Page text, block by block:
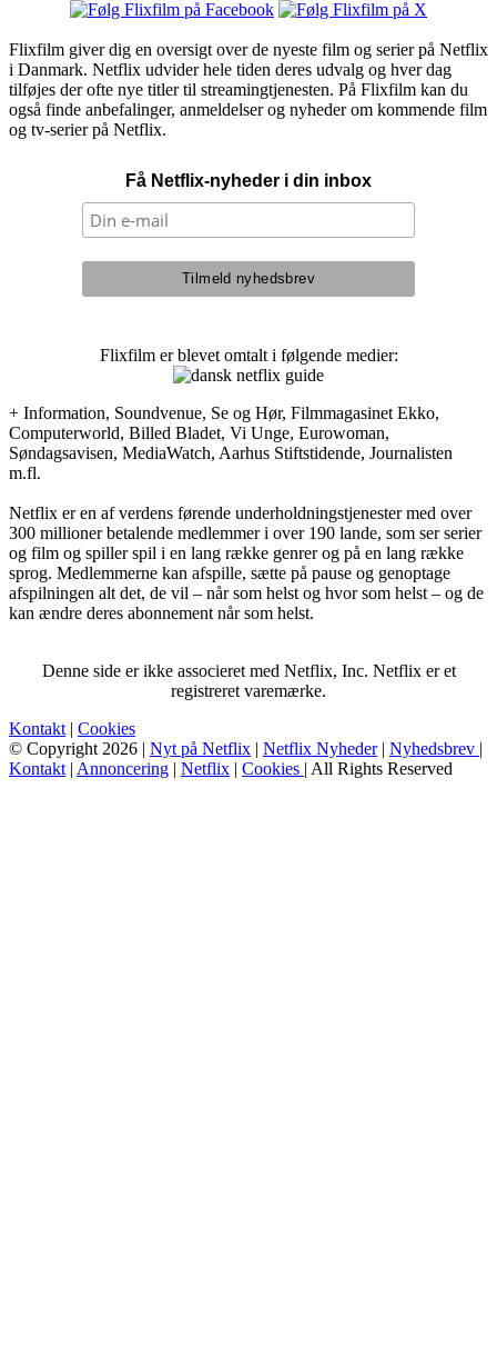
Flixfilm giver dig en oversigt over de nyeste film og serier på Netflix
i Danmark. Netflix udvider hele tiden deres udvalg og hver dag
tilføjes der ofte nye titler til streamingtjenesten. På Flixfilm kan du
også finde anbefalinger, anmeldelser og nyheder om kommende film
og tv-serier på Netflix.
Få Netflix-nyheder i din inbox
Flixfilm er blevet omtalt i følgende medier:
+ Information, Soundvenue, Se og Hør, Filmmagasinet Ekko,
Computerworld, Billed Bladet, Vi Unge, Eurowoman,
Søndagsavisen, MediaWatch, Aarhus Stiftstidende, Journalisten
m.fl.
Netflix er en af verdens førende underholdningstjenester med over
300 millioner betalende medlemmer i over 190 lande, som ser serier
og film og spiller spil i en lang række genrer og på en lang række
sprog. Medlemmerne kan afspille, sætte på pause og genoptage
afspilningen alt det, de vil – når som helst og hvor som helst – og de
kan ændre deres abonnement når som helst.
Denne side er ikke associeret med Netflix, Inc. Netflix er et
registreret varemærke.
Kontakt | Cookies
© Copyright 2026 | Nyt på Netflix | Netflix Nyheder| Nyhedsbrev |
Kontakt | Annoncering | Netflix | Cookies | All Rights Reserved